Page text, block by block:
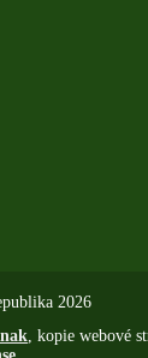
2026
, kopie webové